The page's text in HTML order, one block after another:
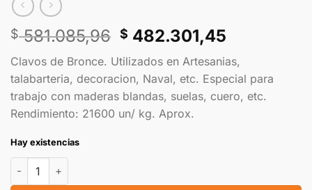
$581.085,96 $ 482.301,45
Clavos de Bronce. Utilizados en Artesanias,
talabarteria, decoracion, Naval, etc. Especial para
trabajo con maderas blandas, suelas, cuero, etc.
Rendimiento: 21600 un/ kg. Aprox.
Hay existencias